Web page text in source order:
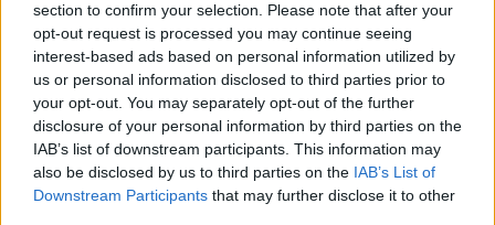
section to confirm your selection. Please note that after your
opt-out request is processed you may continue seeing
interest-based ads based on personal information utilized by
us or personal information disclosed to third parties prior to
your opt-out. You may separately opt-out of the further
disclosure of your personal information by third parties on the
IAB’s list of downstream participants. This information may
also be disclosed by us to third parties on the IAB’s List of
Downstream Participants that may further disclose it to other
cazul designului. Daca te caracterizeaza un stil
inedit si nu iti doresti sa optezi pentru clasicele
modele consacrate, atunci poti sa inchiriezi o
rochie de mireasa scurtasau asimetrica, precum
cea oferita de Elite Mariaj. De la acelasi furnizor
poti incerca o rochie moderna, cu crapatura si un
design original, care surprinde prin volum si